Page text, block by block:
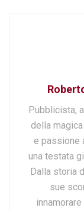
Pubblicista,
della
e passione
una testata
Dalla storia
sue